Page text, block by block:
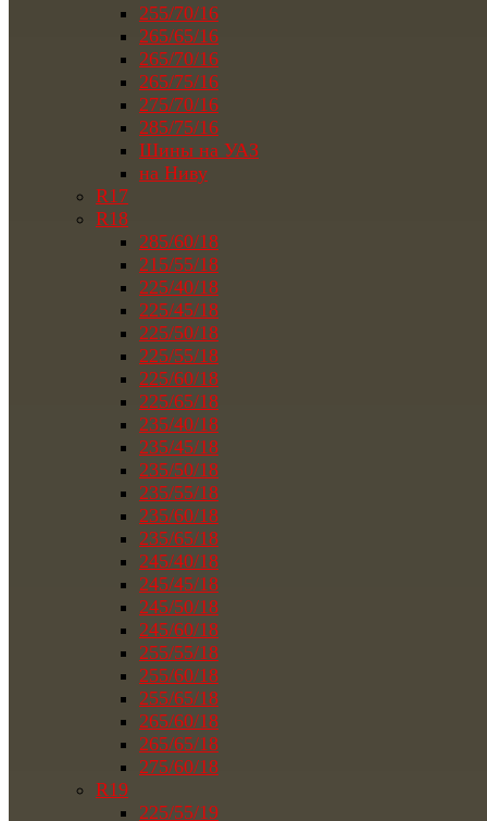
255/70/16
265/65/16
265/70/16
265/75/16
275/70/16
285/75/16
Шины на УАЗ
на Ниву
R17
R18
285/60/18
215/55/18
225/40/18
225/45/18
225/50/18
225/55/18
225/60/18
225/65/18
235/40/18
235/45/18
235/50/18
235/55/18
235/60/18
235/65/18
245/40/18
245/45/18
245/50/18
245/60/18
255/55/18
255/60/18
255/65/18
265/60/18
265/65/18
275/60/18
R19
225/55/19